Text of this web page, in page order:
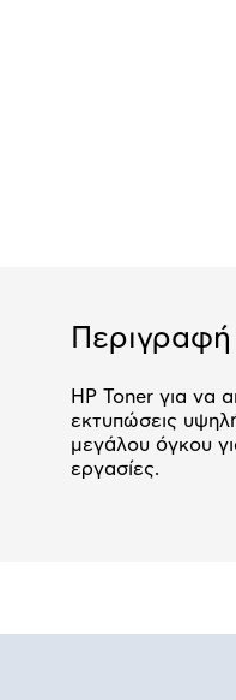
Περιγραφή
HP Toner για να
εκτυπώσεις
μεγάλου όγκου
εργασίες.